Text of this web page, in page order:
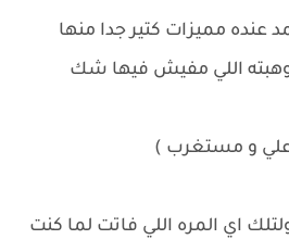
عنده مميزات كتير جدا منها
اللي مفيش فيها شك
علي و مستغرب )
اي المره اللي فاتت لما كنت